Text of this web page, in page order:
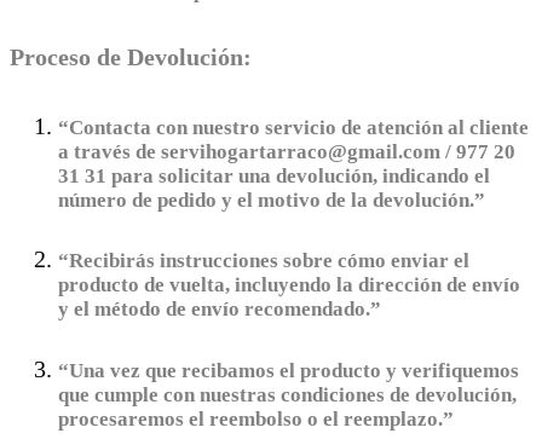
Proceso de Devolución:
“Contacta con nuestro servicio de atención al cliente
a través de servihogartarraco@gmail.com / 977 20
31 31 para solicitar una devolución, indicando el
número de pedido y el motivo de la devolución.”
“Recibirás instrucciones sobre cómo enviar el
producto de vuelta, incluyendo la dirección de envío
y el método de envío recomendado.”
“Una vez que recibamos el producto y verifiquemos
que cumple con nuestras condiciones de devolución,
procesaremos el reembolso o el reemplazo.”